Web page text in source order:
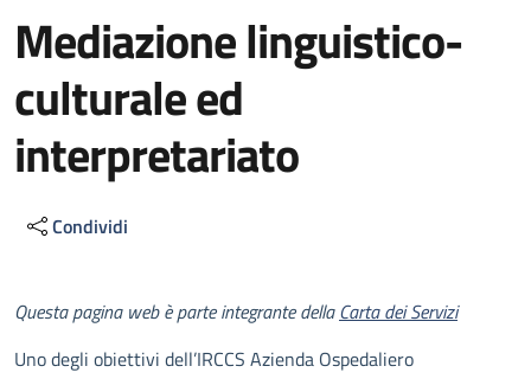
Mediazione linguistico-
culturale ed
interpretariato
Condividi
Descrizione
Questa pagina web è parte integrante dellaCarta dei Servizi
Uno degli obiettivi dell’IRCCS Azienda Ospedaliero